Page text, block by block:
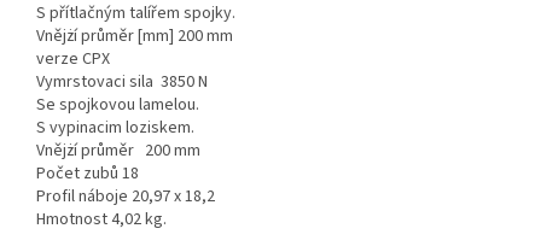
S přítlačným talířem spojky.
Vnějżí průměr [mm] 200 mm
verze CPX
Vymrstovaci sila 3850 N
Se spojkovou lamelou.
S vypinacim loziskem.
Vnějżí průměr 200 mm
Počet zubů 18
Profil náboje 20,97 x 18,2
Hmotnost4,02 kg.